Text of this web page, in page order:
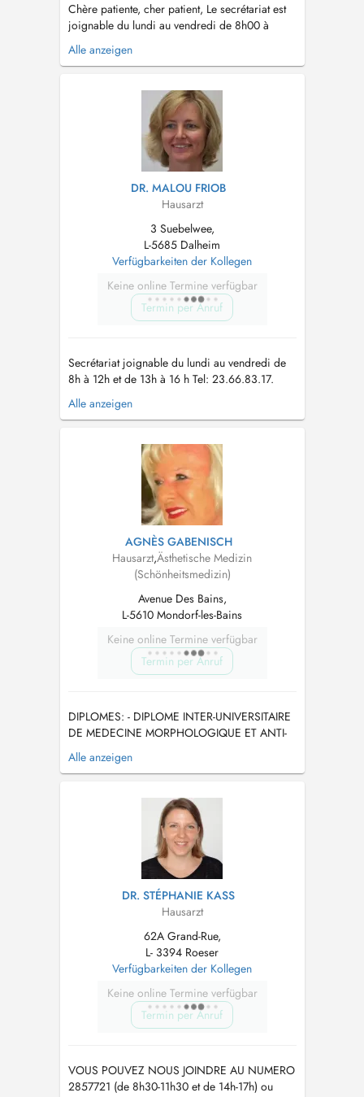
Chère patiente, cher patient, Le secrétariat est
joignable du lundi au vendredi de 8h00 à
12h00 et (sauf mercredi après-midi) de 13h00
à 17h00 Tél. : 23 66 83 17 En cas de fièvre
prions de bien vouloir porter un masque
chirurgical à l'intérieur du centr...
Alle anzeigen
DR. MALOU FRIOB
Hausarzt
3 Suebelwee,
L-5685 Dalheim
Verfügbarkeiten der Kollegen
Keine online Termine verfügbar
Termin per Anruf
Secrétariat joignable du lundi au vendredi de
8h à 12h et de 13h à 16 h Tel: 23.66.83.17.
Nous vous prions de bien vouloir porter un
masque au sein du centre médical en cas de
secretary is available to answer your calls from
monday to friday from 8am to...
Alle anzeigen
AGNÈS GABENISCH
Hausarzt,Ästhetische Medizin
(Schönheitsmedizin)
Avenue Des Bains,
L-5610 Mondorf-les-Bains
Keine online Termine verfügbar
Termin per Anruf
DIPLOMES: - DIPLOME INTER-UNIVERSITAIRE
DE MEDECINE MORPHOLOGIQUE ET ANTI-
AGE Image corporelle et prévention dans le
vieillissement DIPLOME QUALIFIANT
L'ORDRE DES MEDECINS FRANCAIS -
Diplôme du Collège National de Médecine
Alle anzeigen
DR. STÉPHANIE KASS
Hausarzt
62A Grand-Rue,
L- 3394 Roeser
Verfügbarkeiten der Kollegen
Keine online Termine verfügbar
Termin per Anruf
VOUS POUVEZ NOUS JOINDRE AU NUMERO
2857721 (de 8h30-11h30 et de 14h-17h) ou